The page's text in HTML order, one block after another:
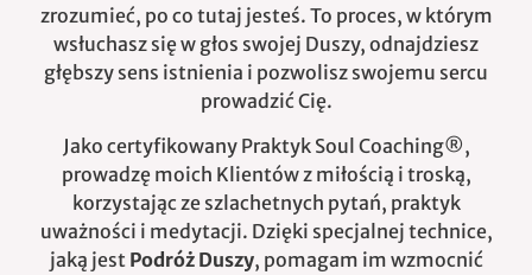
zrozumieć, po co tutaj jesteś. To proces, w którym
wsłuchasz się w głos swojej Duszy, odnajdziesz
głębszy sens istnienia i pozwolisz swojemu sercu
prowadzić Cię.
Jako certyfikowany Praktyk Soul Coaching®,
prowadzę moich Klientów z miłością i troską,
korzystając ze szlachetnych pytań, praktyk
uważności i medytacji. Dzięki specjalnej technice,
jaką jest Podróż Duszy, pomagam im wzmocnić